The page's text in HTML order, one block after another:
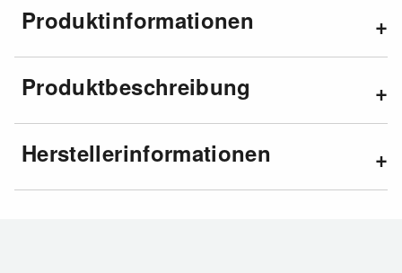
Produktinformationen
Produktbeschreibung
Herstellerinformationen